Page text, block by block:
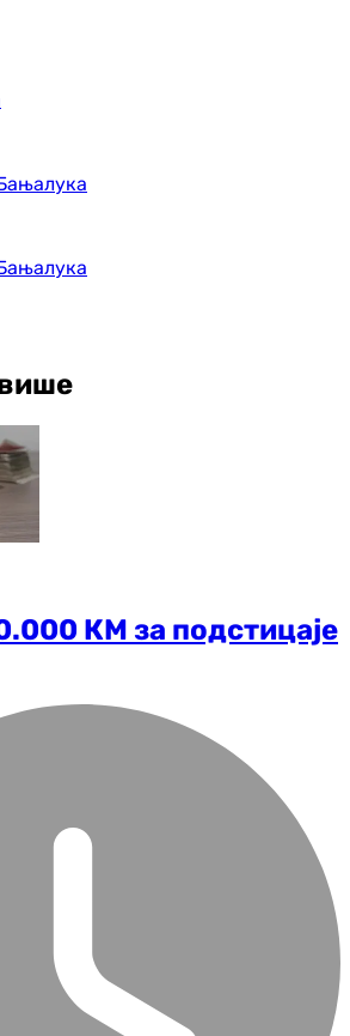
КМ за подстицаје